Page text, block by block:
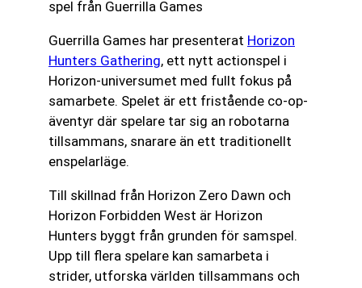
Guerrilla Games har presenterat Horizon
Hunters Gathering, ett nytt actionspel i
Horizon-universumet med fullt fokus på
samarbete. Spelet är ett fristående co-op-
äventyr där spelare tar sig an robotarna
tillsammans, snarare än ett traditionellt
enspelarläge.
Till skillnad från Horizon Zero Dawn och
Horizon Forbidden West är Horizon
Hunters byggt från grunden för samspel.
Upp till flera spelare kan samarbeta i
strider, utforska världen tillsammans och